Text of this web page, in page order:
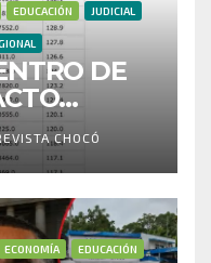
EDUCACIÓN JUDICIAL
DE
Y PIDE
CHOCÓ
ECONOMÍA EDUCACIÓN